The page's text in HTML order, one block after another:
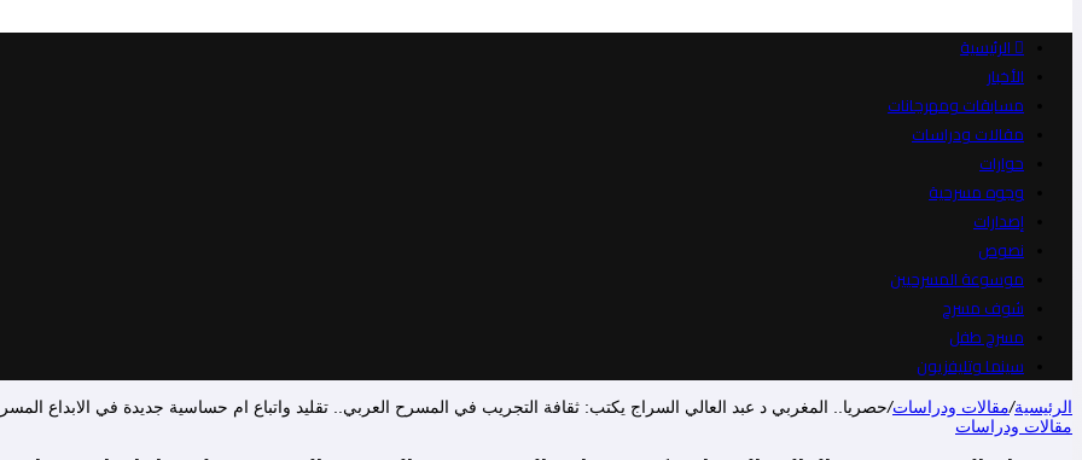
الرئيسية
الأخبار
مسابقات ومهرجانات
مقالات ودراسات
حوارات
وجوه مسرحية
إصدارات
نصوص
موسوعة المسرحيين
شوف مسرح
مسرح طفل
سينما وتليفزيون
الرئيسية/مقالات ودراسات/حصريا.. المغربي د عبد العالي السراج يكتب: ثقافة التجريب في المسرح العربي.. تقليد واتباع ام حساسية جديدة في الابداع
مقالات ودراسات